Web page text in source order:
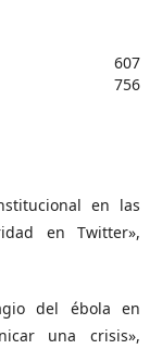
607
756
en las
en Twitter»,
del ébola en
una crisis»,